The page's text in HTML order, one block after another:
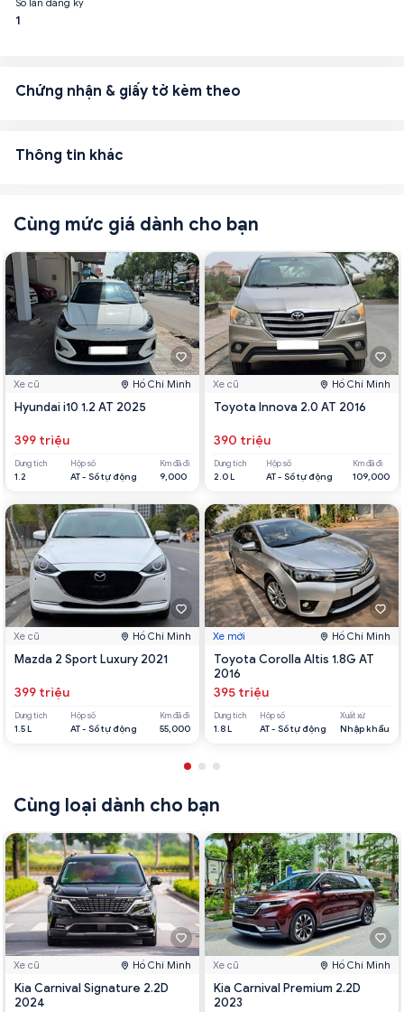
Số lần đăng ký
1
Chứng nhận & giấy tờ kèm theo
Thông tin khác
Cùng mức giá dành cho bạn
Xe cũ Hồ Chí Minh
Hyundai i10 1.2 AT 2025
399 triệu
Dung tích
1.2
Hộp số
AT - Số tự động
Km đã đi
9,000
Xe cũ Hồ Chí Minh
Mazda 2 Sport Luxury 2021
399 triệu
Dung tích
1.5 L
Hộp số
AT - Số tự động
Km đã đi
55,000
Xe cũ Hồ Chí Minh
Toyota Innova 2.0 AT 2016
390 triệu
Dung tích
2.0 L
Hộp số
AT - Số tự động
Km đã đi
109,000
Xe mới Hồ Chí Minh
Toyota Corolla Altis 1.8G AT
2016
395 triệu
Dung tích
1.8 L
Hộp số
AT - Số tự động
Xuất xứ
Nhập khẩu
Cùng loại dành cho bạn
Xe cũ Hồ Chí Minh
Kia Carnival Signature 2.2D
2024
Xe cũ Hồ Chí Minh
Kia Carnival Premium 2.2D
2023